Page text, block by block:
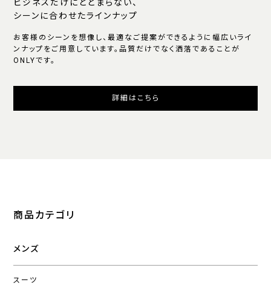
ビジネスだけにとどまらない、
シーンに合わせたラインナップ
お客様のシーンを想像し、最適なご提案ができるように幅広いライ
ンナップをご用意しています。品質だけでなく洒落であることが
ONLYです。
詳細はこちら
商品カテゴリ
メンズ
スーツ